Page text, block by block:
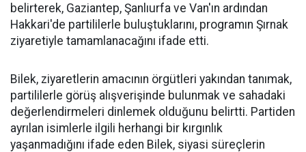
belirterek, Gaziantep, Şanlıurfa ve Van'ın ardından
Hakkari'de partililerle buluştuklarını, programın Şırnak
ziyaretiyle tamamlanacağını ifade etti.
Bilek, ziyaretlerin amacının örgütleri yakından tanımak,
partililerle görüş alışverişinde bulunmak ve sahadaki
değerlendirmeleri dinlemek olduğunu belirtti. Partiden
ayrılan isimlerle ilgili herhangi bir kırgınlık
yaşanmadığını ifade eden Bilek, siyasi süreçlerin